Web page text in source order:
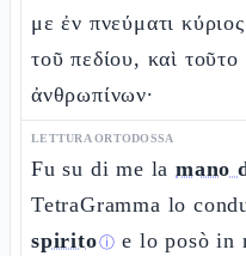
με ἐν πνεύματι
τοῦ πεδίου, καὶ
ἀνθρωπίνων·
LETTURA ORTODOSSA
Fu su di me la mano
TetraGramma lo
spiritoⓘ e lo posò in